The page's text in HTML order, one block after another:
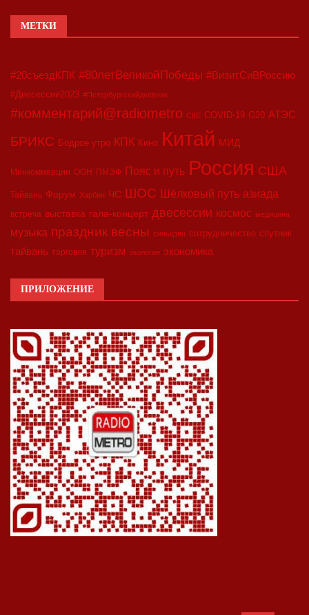
МЕТКИ
#20съездКПК #80летВеликойПобеды #ВизитСиВРоссию
#Двесессии2023 #Петербургскийдневник
#комментарий@radiometro CIIE COVID-19 G20 АТЭС
БРИКС Бодрое утро КПК Кино Китай МИД
Минкоммерции ООН ПМЭФ Пояс и путь Россия США
Тайвань Форум Харбин ЧС ШОС Шёлковый путь азиада
встреча выставка гала-концерт двесессии космос медицина
музыка праздник весны синьцзян сотрудничество спутник
тайвань торговля туризм экология экономика
ПРИЛОЖЕНИЕ